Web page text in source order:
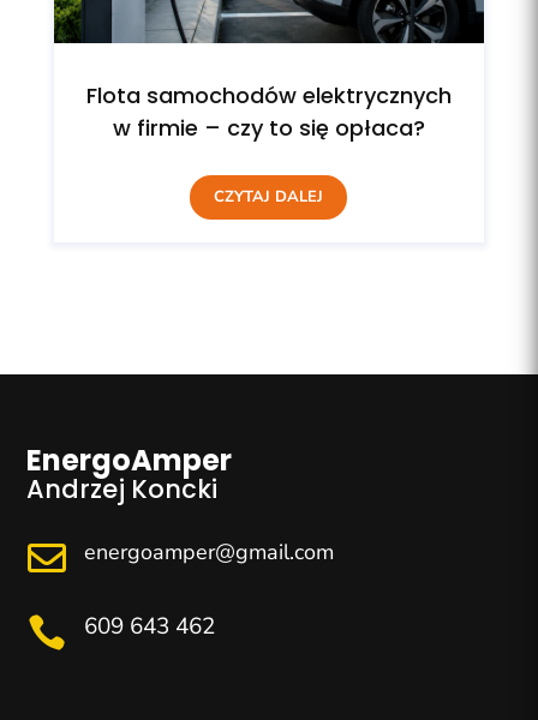
Flota samochodów elektrycznych
w firmie – czy to się opłaca?
CZYTAJ DALEJ
EnergoAmper
Andrzej Koncki
 energoamper@gmail.com
 609 643 462